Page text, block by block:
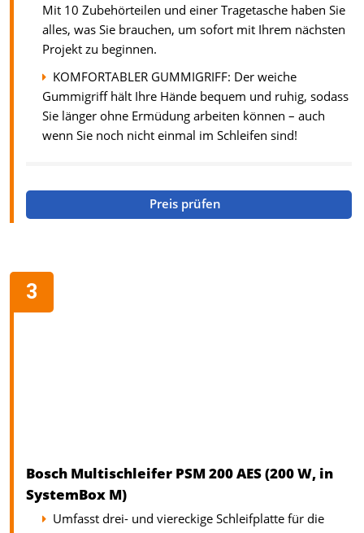
Mit 10 Zubehörteilen und einer Tragetasche haben Sie
alles, was Sie brauchen, um sofort mit Ihrem nächsten
Projekt zu beginnen.
KOMFORTABLER GUMMIGRIFF: Der weiche
Gummigriff hält Ihre Hände bequem und ruhig, sodass
Sie länger ohne Ermüdung arbeiten können – auch
wenn Sie noch nicht einmal im Schleifen sind!
Preis prüfen
Bosch Multischleifer PSM 200 AES (200 W, in
SystemBox M)
Umfasst drei- und viereckige Schleifplatte für die